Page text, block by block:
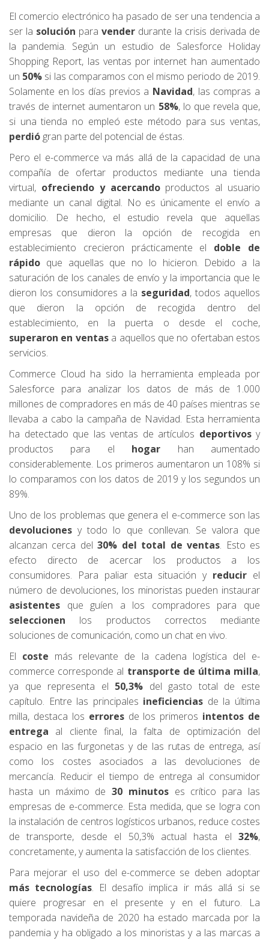
El comercio electrónico ha pasado de ser una tendencia a
ser la solución para vender durante la crisis derivada de
la pandemia. Según un estudio de Salesforce Holiday
Shopping Report, las ventas por internet han aumentado
un 50% si las comparamos con el mismo periodo de 2019.
Solamente en los días previos a Navidad, las compras a
través de internet aumentaron un 58%, lo que revela que,
si una tienda no empleó este método para sus ventas,
perdió gran parte del potencial de éstas.
Pero el e-commerce va más allá de la capacidad de una
compañía de ofertar productos mediante una tienda
virtual, ofreciendo y acercandoproductos al usuario
mediante un canal digital. No es únicamente el envío a
domicilio. De hecho, el estudio revela que aquellas
empresas que dieron la opción de recogida en
establecimiento crecieron prácticamente el doble de
rápido que aquellas que no lo hicieron. Debido a la
saturación de los canales de envío y la importancia que le
dieron los consumidores a la seguridad, todos aquellos
que dieron la opción de recogida dentro del
establecimiento, en la puerta o desde el coche,
superaron en ventasa aquellos que no ofertaban estos
servicios.
Commerce Cloud ha sido la herramienta empleada por
Salesforce para analizar los datos de más de 1.000
millones de compradores en más de 40 países mientras se
llevaba a cabo la campaña de Navidad. Esta herramienta
ha detectado que las ventas de artículos deportivosy
productos para el hogar han aumentado
considerablemente. Los primeros aumentaron un 108% si
lo comparamos con los datos de 2019 y los segundos un
89%.
Uno de los problemas que genera el e-commerce son las
devoluciones y todo lo que conllevan. Se valora que
alcanzan cerca del30% del total de ventas. Esto es
efecto directo de acercar los productos a los
consumidores. Para paliar esta situación y reducir el
número de devoluciones, los minoristas pueden instaurar
asistentes que guíen a los compradores para que
seleccionen los productos correctos mediante
soluciones de comunicación, como un chat en vivo.
El coste más relevante de la cadena logística del e-
commerce corresponde al transporte de última milla,
ya que representa el 50,3% del gasto total de este
capítulo. Entre las principales ineficiencias de la última
milla, destaca los erroresde los primeros intentos de
entrega al cliente final, la falta de optimización del
espacio en las furgonetas y de las rutas de entrega, así
como los costes asociados a las devoluciones de
mercancía. Reducir el tiempo de entrega al consumidor
hasta un máximo de30 minutoses crítico para las
empresas de e-commerce. Esta medida, que se logra con
la instalación de centros logísticos urbanos, reduce costes
de transporte, desde el 50,3% actual hasta el 32%,
concretamente, y aumenta la satisfacción de los clientes.
Para mejorar el uso del e-commerce se deben adoptar
más tecnologías. El desafío implica ir más allá si se
quiere progresar en el presente y en el futuro. La
temporada navideña de 2020 ha estado marcada por la
pandemia y ha obligado a los minoristas y a las marcas a